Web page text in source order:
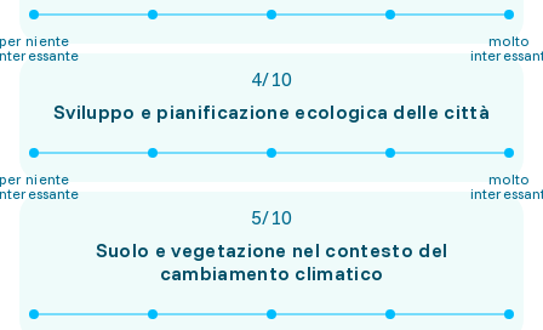
niente
molto
4/10
Sviluppo e pianificazione ecologica delle città
niente
molto
5/10
Suolo e vegetazione nel contesto del
cambiamento climatico